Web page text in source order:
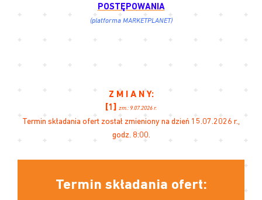
POSTĘPOWANIA
(platforma MARKETPLANET)
Z M I A N Y:
[1]
zm.: 9.07.2026 r.
Termin składania ofert został zmieniony na dzień 15.07.2026 r.,
godz. 8:00.
Termin składania ofert: